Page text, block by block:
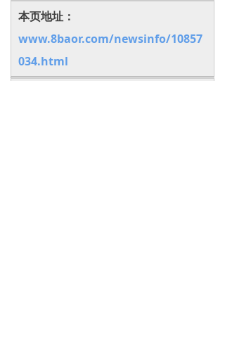
本页地址：
www.8baor.com/newsinfo/10857
034.html